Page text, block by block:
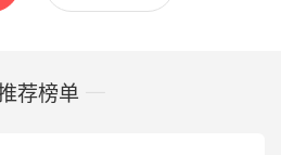
荐榜单